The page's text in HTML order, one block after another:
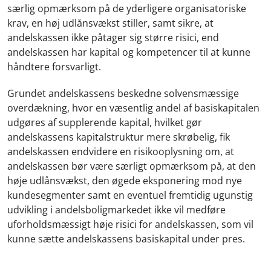
særlig opmærksom på de yderligere organisatoriske
krav, en høj udlånsvækst stiller, samt sikre, at
andelskassen ikke påtager sig større risici, end
andelskassen har kapital og kompetencer til at kunne
håndtere forsvarligt.
Grundet andelskassens beskedne solvensmæssige
overdækning, hvor en væsentlig andel af basiskapitalen
udgøres af supplerende kapital, hvilket gør
andelskassens kapitalstruktur mere skrøbelig, fik
andelskassen endvidere en risikooplysning om, at
andelskassen bør være særligt opmærksom på, at den
høje udlånsvækst, den øgede eksponering mod nye
kundesegmenter samt en eventuel fremtidig ugunstig
udvikling i andelsboligmarkedet ikke vil medføre
uforholdsmæssigt høje risici for andelskassen, som vil
kunne sætte andelskassens basiskapital under pres.